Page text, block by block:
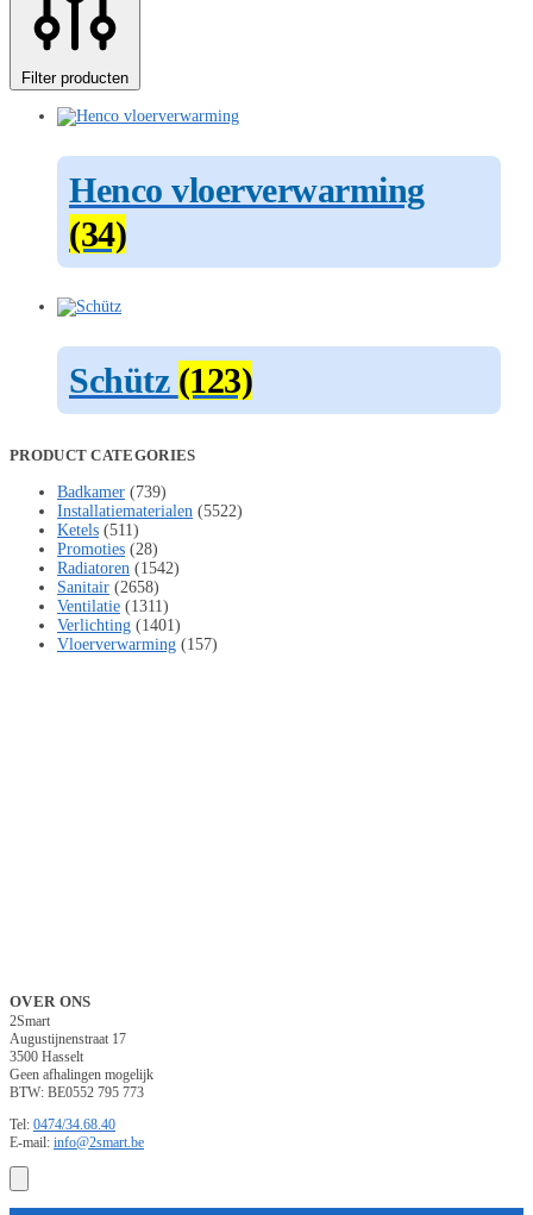
Filter producten
Henco vloerverwarming
(34)
Schütz (123)
PRODUCT CATEGORIES
Badkamer (739)
Installatiematerialen (5522)
Ketels (511)
Promoties (28)
Radiatoren (1542)
Sanitair (2658)
Ventilatie (1311)
Verlichting (1401)
Vloerverwarming (157)
OVER ONS
2Smart
Augustijnenstraat 17
3500 Hasselt
Geen afhalingen mogelijk
BTW: BE0552 795 773
Tel: 0474/34.68.40
E-mail: info@2smart.be